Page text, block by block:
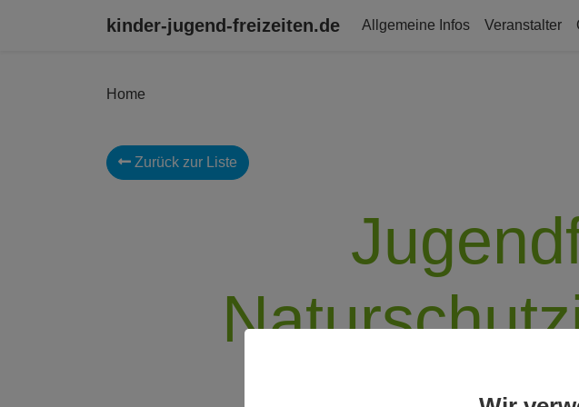
kinder-jugend-freizeiten.de Allgemeine Infos Veranstalter
Home
Zurück zur Liste